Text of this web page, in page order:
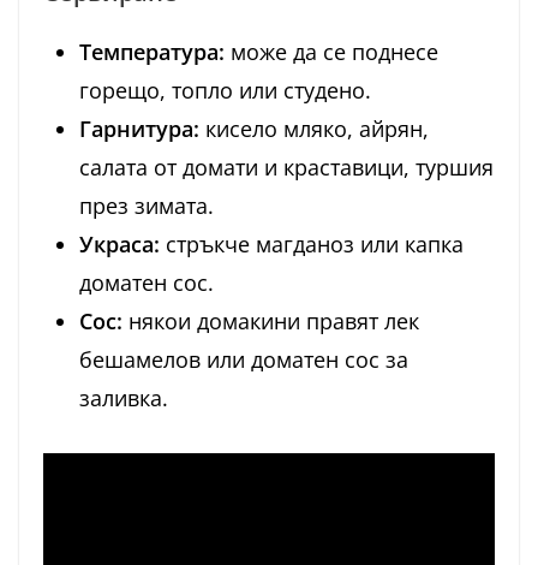
Температура: може да се поднесе
горещо, топло или студено.
Гарнитура: кисело мляко, айрян,
салата от домати и краставици, туршия
през зимата.
Украса: стръкче магданоз или капка
доматен сос.
Сос: някои домакини правят лек
бешамелов или доматен сос за
заливка.